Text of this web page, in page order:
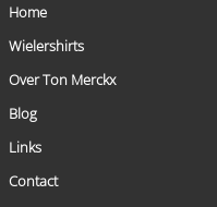
Home
Wielershirts
Over Ton Merckx
Blog
Links
Contact